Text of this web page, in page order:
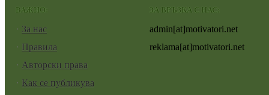
ВАЖНО:
За нас
Правила
Авторски права
Как се публикува
ЗА ВРЪЗКА С НАС:
admin[at]motivatori.net
reklama[at]motivatori.net